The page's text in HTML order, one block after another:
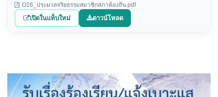
O16_ประมวลจริยธรรมสมาชิกสภาท้องถิ่น.pdf
เปิดในแท็บใหม่ ดาวน์โหลด